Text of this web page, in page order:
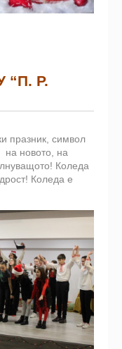
“П. Р.
празник, символ
на новото, на
Коледа
Коледа е